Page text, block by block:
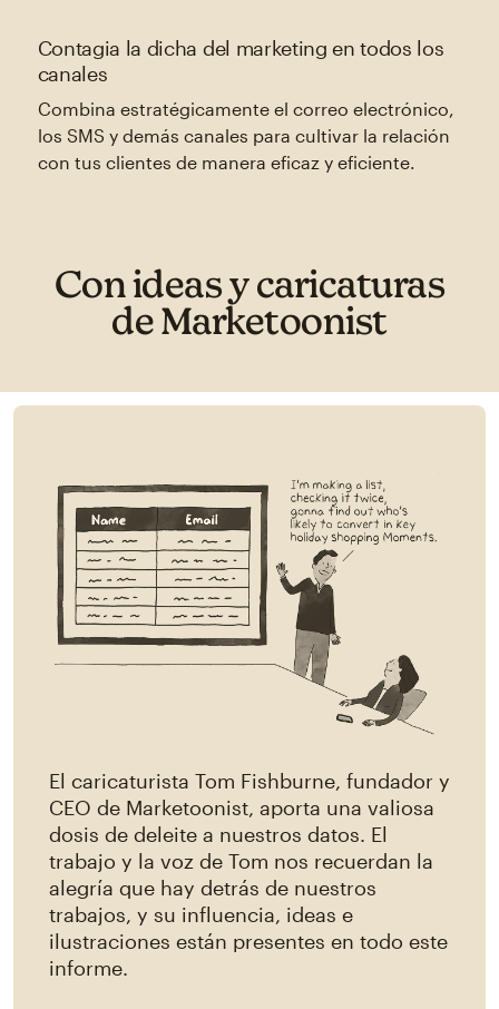
Contagia la dicha del marketing en todos los
canales
Combina estratégicamente el correo electrónico,
los SMS y demás canales para cultivar la relación
con tus clientes de manera eficaz y eficiente.
Con ideas y caricaturas
de Marketoonist
El caricaturista Tom Fishburne, fundador y
CEO de Marketoonist, aporta una valiosa
dosis de deleite a nuestros datos. El
trabajo y la voz de Tom nos recuerdan la
alegría que hay detrás de nuestros
trabajos, y su influencia, ideas e
ilustraciones están presentes en todo este
informe.